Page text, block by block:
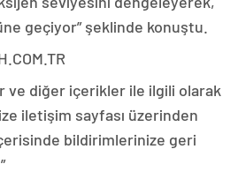
geçiyor” şeklinde konuştu.
ve diğer içerikler ile ilgili olarak
iletişim sayfası üzerinden
bildirimlerinize geri